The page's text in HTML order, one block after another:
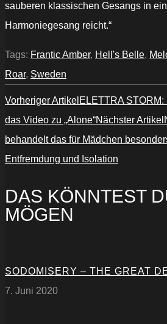
sauberen klassischen Gesangs in
Harmoniegesang reicht.“
Tags: Frantic Amber, Hell's Belle,
Roar, Sweden
Vorheriger Artikel ELETTRA
das Video zu „Alone“Nächster Artikel
behandelt das für Mädchen
Entfremdung und Isolation
DAS KÖNNTEST
MÖGEN
SODOMISERY – THE GREAT
7. Juni 2020